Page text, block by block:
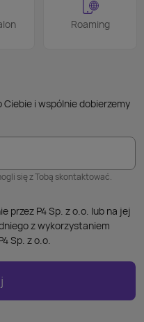
Roaming
i wspólnie dobierzemy
się z Tobą skontaktować.
przez P4 Sp. z o.o. lub na jej
z wykorzystaniem
Sp. z o.o.